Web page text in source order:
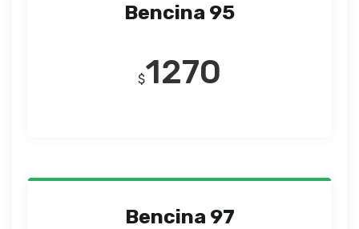
Bencina 95
$1270
Bencina 97